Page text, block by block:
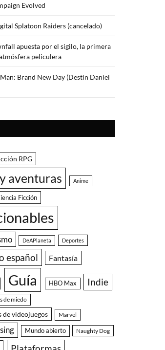
Evolved
Splatoon Raiders (cancelado)
apuesta por el sigilo, la primera
peliculera
Brand New Day (Destin Daniel
RPG
aventuras Anime
Ficción
DeAPlaneta Deportes
español Fantasía
Guía HBO Max Indie
de miedo
de videojuegos Marvel
Mundo abierto Naughty Dog